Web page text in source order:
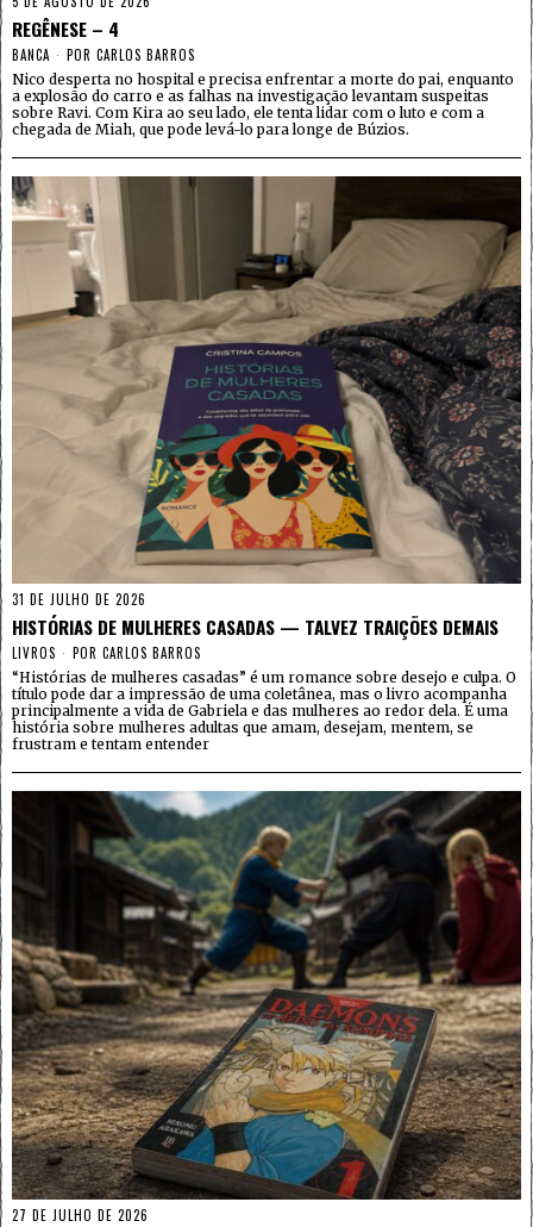
REGÊNESE – 4
BANCA POR CARLOS BARROS
Nico desperta no hospital e precisa enfrentar a morte do pai, enquanto
a explosão do carro e as falhas na investigação levantam suspeitas
sobre Ravi. Com Kira ao seu lado, ele tenta lidar com o luto e com a
chegada de Miah, que pode levá-lo para longe de Búzios.
31 DE JULHO DE 2026
HISTÓRIAS DE MULHERES CASADAS — TALVEZ TRAIÇÕES DEMAIS
LIVROS POR CARLOS BARROS
“Histórias de mulheres casadas” é um romance sobre desejo e culpa. O
título pode dar a impressão de uma coletânea, mas o livro acompanha
principalmente a vida de Gabriela e das mulheres ao redor dela. É uma
história sobre mulheres adultas que amam, desejam, mentem, se
frustram e tentam entender
27 DE JULHO DE 2026